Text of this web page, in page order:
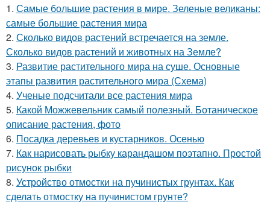
1. Самые большие растения в мире. Зеленые великаны:
самые большие растения мира
2. Сколько видов растений встречается на земле.
Сколько видов растений и животных на Земле?
3. Развитие растительного мира на суше. Основные
этапы развития растительного мира (Схема)
4. Ученые подсчитали все растения мира
5. Какой Можжевельник самый полезный. Ботаническое
описание растения, фото
6. Посадка деревьев и кустарников. Осенью
7. Как нарисовать рыбку карандашом поэтапно. Простой
рисунок рыбки
8. Устройство отмостки на пучинистых грунтах. Как
сделать отмостку на пучинистом грунте?